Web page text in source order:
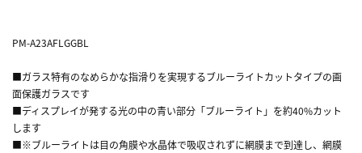
PM-A23AFLGGBL
■ガラス特有のなめらかな指滑りを実現するブルーライトカットタイプの画
面保護ガラスです
■ディスプレイが発する光の中の青い部分「ブルーライト」を約40%カット
します
■※ブルーライトは目の角膜や水晶体で吸収されずに網膜まで到達し、網膜